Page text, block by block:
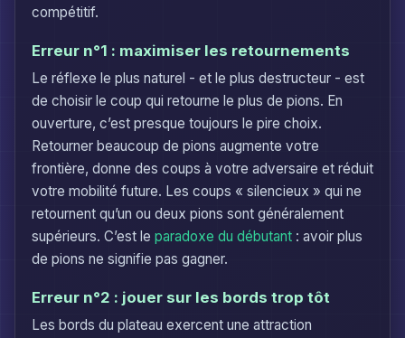
compétitif.
Erreur n°1 : maximiser les retournements
Le réflexe le plus naturel - et le plus destructeur - est
de choisir le coup qui retourne le plus de pions. En
ouverture, c’est presque toujours le pire choix.
Retourner beaucoup de pions augmente votre
frontière, donne des coups à votre adversaire et réduit
votre mobilité future. Les coups « silencieux » qui ne
retournent qu’un ou deux pions sont généralement
supérieurs. C’est le paradoxe du débutant : avoir plus
de pions ne signifie pas gagner.
Erreur n°2 : jouer sur les bords trop tôt
Les bords du plateau exercent une attraction